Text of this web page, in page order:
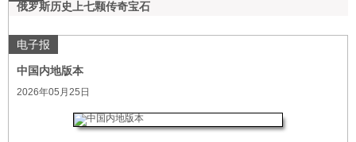
俄罗斯历史上七颗传奇宝石
电子报
中国内地版本
2026年05月25日